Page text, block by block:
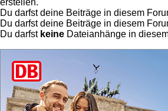
erstellen.
Du darfst deine Beiträge in diesem
Du darfst deine Beiträge in diesem
Du darfst keine Dateianhänge in